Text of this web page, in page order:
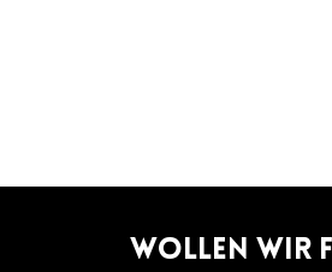
Wollen wir